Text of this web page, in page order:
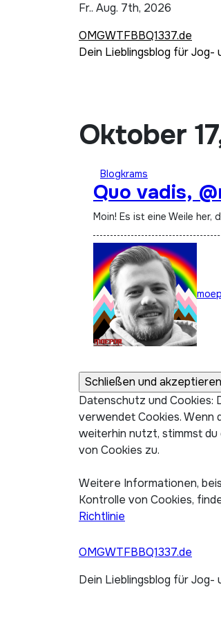
Fr.. Aug. 7th, 2026
OMGWTFBBQ1337.de
Dein Lieblingsblog für Jog-
Oktober
Blogkrams
Quo vadis,
Moin! Es ist eine Weile
Datenschutz und Cookies:
verwendet Cookies. Wenn
weiterhin nutzt, stimmst du
von Cookies zu.
Weitere Informationen,
Kontrolle von Cookies,
Richtlinie
OMGWTFBBQ1337.de
Dein Lieblingsblog für Jog-